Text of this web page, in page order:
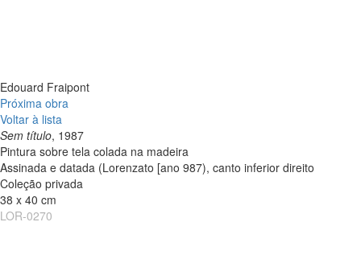
Edouard Fraipont
Próxima obra
Voltar à lista
Sem título, 1987
Pintura sobre tela colada na madeira
Assinada e datada (Lorenzato [ano 987), canto inferior direito
Coleção privada
38 x 40 cm
LOR-0270